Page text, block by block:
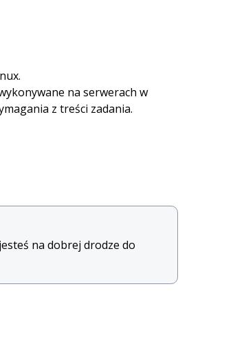
na serwerach w
z treści zadania.
na dobrej drodze do